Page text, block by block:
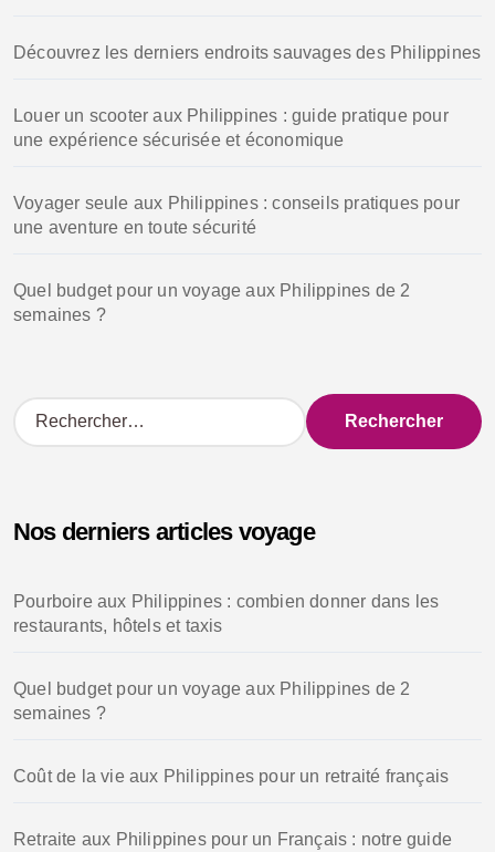
Découvrez les derniers endroits sauvages des Philippines
Louer un scooter aux Philippines : guide pratique pour
une expérience sécurisée et économique
Voyager seule aux Philippines : conseils pratiques pour
une aventure en toute sécurité
Quel budget pour un voyage aux Philippines de 2
semaines ?
R
e
r
e
r
Nos derniers articles voyage
Pourboire aux Philippines : combien donner dans les
restaurants, hôtels et taxis
Quel budget pour un voyage aux Philippines de 2
semaines ?
Coût de la vie aux Philippines pour un retraité français
Retraite aux Philippines pour un Français : notre guide